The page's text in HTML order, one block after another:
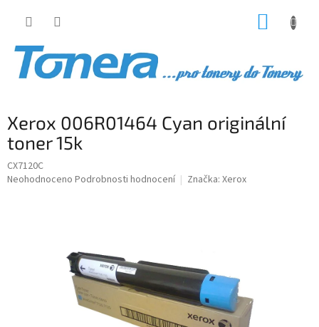
Xerox 006R01464 Cyan originální
toner 15k
CX7120C
Průměrné
Neohodnoceno Podrobnosti hodnocení Značka: Xerox